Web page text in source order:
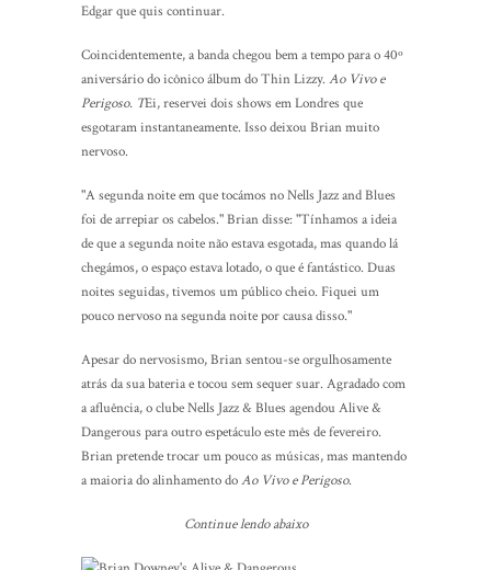
Edgar que quis continuar.
Coincidentemente, a banda chegou bem a tempo para o 40º
aniversário do icônico álbum do Thin Lizzy. Ao Vivo e
Perigoso. TEi, reservei dois shows em Londres que
esgotaram instantaneamente. Isso deixou Brian muito
nervoso.
"A segunda noite em que tocámos no Nells Jazz and Blues
foi de arrepiar os cabelos." Brian disse: "Tínhamos a ideia
de que a segunda noite não estava esgotada, mas quando lá
chegámos, o espaço estava lotado, o que é fantástico. Duas
noites seguidas, tivemos um público cheio. Fiquei um
pouco nervoso na segunda noite por causa disso."
Apesar do nervosismo, Brian sentou-se orgulhosamente
atrás da sua bateria e tocou sem sequer suar. Agradado com
a afluência, o clube Nells Jazz & Blues agendou Alive &
Dangerous para outro espetáculo este mês de fevereiro.
Brian pretende trocar um pouco as músicas, mas mantendo
a maioria do alinhamento doAo Vivo e Perigoso.
Continue lendo abaixo